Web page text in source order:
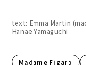
text: Emma Martin
Hanae Yamaguchi
Madame Figaro